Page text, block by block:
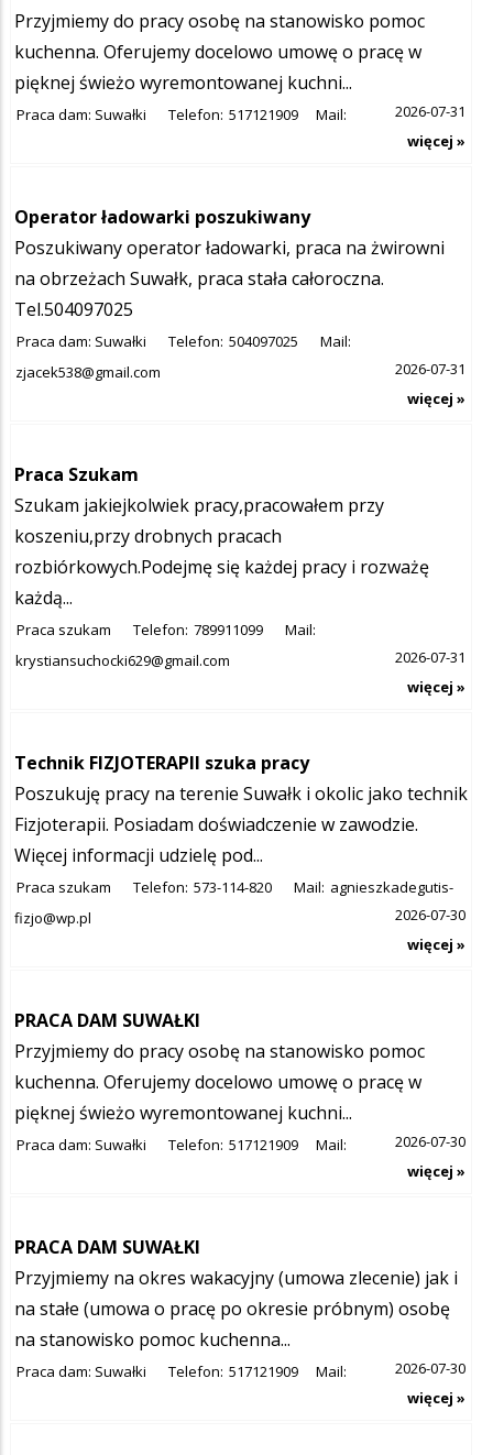
Przyjmiemy do pracy osobę na stanowisko pomoc
kuchenna. Oferujemy docelowo umowę o pracę w
pięknej świeżo wyremontowanej kuchni...
Praca dam: Suwałki Telefon: 517121909 Mail:
2026-07-31
więcej »
Operator ładowarki poszukiwany
Poszukiwany operator ładowarki, praca na żwirowni
na obrzeżach Suwałk, praca stała całoroczna.
Tel.504097025
Praca dam: Suwałki Telefon: 504097025
Mail:
zjacek538@gmail.com
2026-07-31
więcej »
Praca Szukam
Szukam jakiejkolwiek pracy,pracowałem przy
koszeniu,przy drobnych pracach
rozbiórkowych.Podejmę się każdej pracy i rozważę
każdą...
Praca szukam Telefon: 789911099
Mail:
krystiansuchocki629@gmail.com
2026-07-31
więcej »
Technik FIZJOTERAPII szuka pracy
Poszukuję pracy na terenie Suwałk i okolic jako technik
Fizjoterapii. Posiadam doświadczenie w zawodzie.
Więcej informacji udzielę pod...
Praca szukam Telefon: 573-114-820 Mail: agnieszkadegutis-
fizjo@wp.pl
2026-07-30
więcej »
PRACA DAM SUWAŁKI
Przyjmiemy do pracy osobę na stanowisko pomoc
kuchenna. Oferujemy docelowo umowę o pracę w
pięknej świeżo wyremontowanej kuchni...
Praca dam: Suwałki Telefon: 517121909 Mail:
2026-07-30
więcej »
PRACA DAM SUWAŁKI
Przyjmiemy na okres wakacyjny (umowa zlecenie) jak i
na stałe (umowa o pracę po okresie próbnym) osobę
na stanowisko pomoc kuchenna...
Praca dam: Suwałki Telefon: 517121909 Mail:
2026-07-30
więcej »